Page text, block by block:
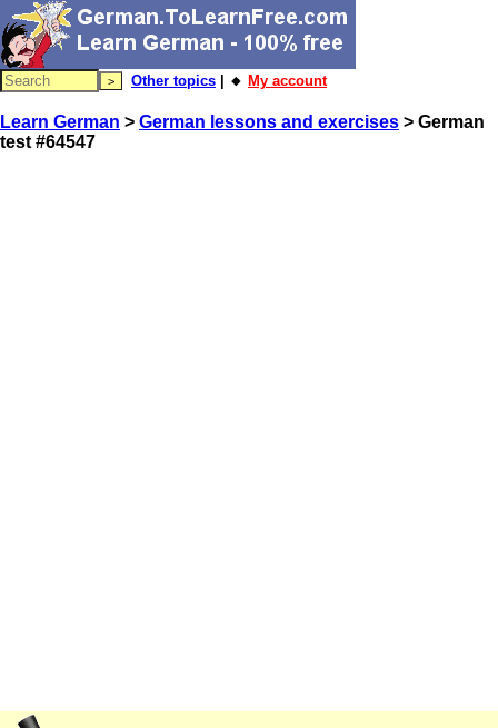
Other topics | 🔸 My account
Learn German > German lessons and exercises > German
test #64547